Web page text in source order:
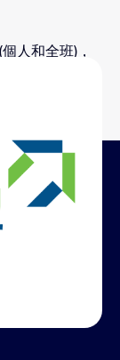
人和全班)，
都熟練現有